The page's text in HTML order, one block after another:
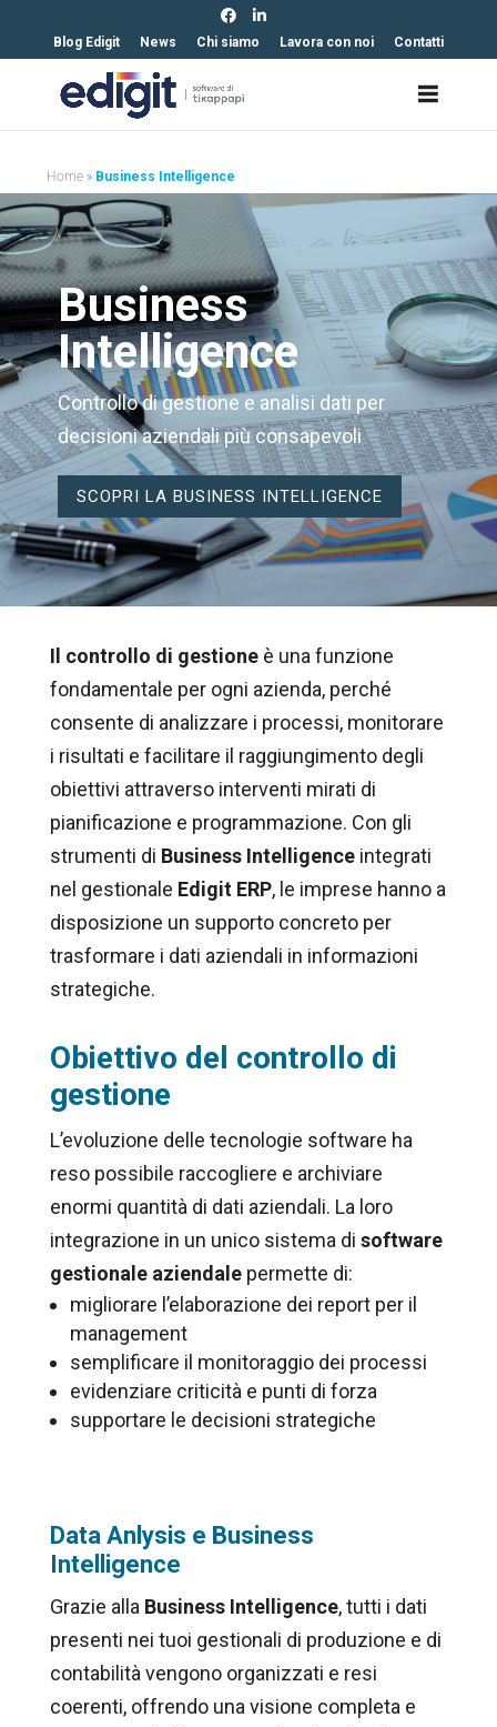
Blog Edigit News Chi siamo Lavora con noi Contatti
Home » Business Intelligence
Business
Intelligence
Controllo di gestione e analisi dati per
decisioni aziendali più consapevoli
SCOPRI LA BUSINESS INTELLIGENCE
Il controllo di gestioneè una funzione
fondamentale per ogni azienda, perché
consente di analizzare i processi, monitorare
i risultati e facilitare il raggiungimento degli
obiettivi attraverso interventi mirati di
pianificazione e programmazione. Con gli
strumenti di Business Intelligenceintegrati
nel gestionale Edigit ERP, le imprese hanno a
disposizione un supporto concreto per
trasformare i dati aziendali in informazioni
strategiche.
Obiettivo del controllo di
gestione
L’evoluzione delle tecnologie software ha
reso possibile raccogliere e archiviare
enormi quantità di dati aziendali. La loro
integrazione in un unico sistema di software
gestionale aziendalepermette di:
migliorare l’elaborazione dei report per il
management
semplificare il monitoraggio dei processi
evidenziare criticità e punti di forza
supportare le decisioni strategiche
Data Anlysis e Business
Intelligence
Grazie alla Business Intelligence, tutti i dati
presenti nei tuoi gestionali di produzione e di
contabilità vengono organizzati e resi
coerenti, offrendo una visione completa e